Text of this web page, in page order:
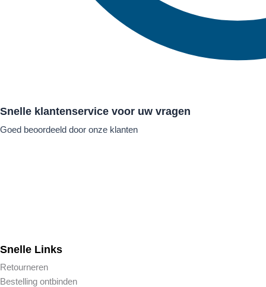
Snelle klantenservice voor uw vragen
Goed beoordeeld door onze klanten
Snelle Links
Retourneren
Bestelling ontbinden